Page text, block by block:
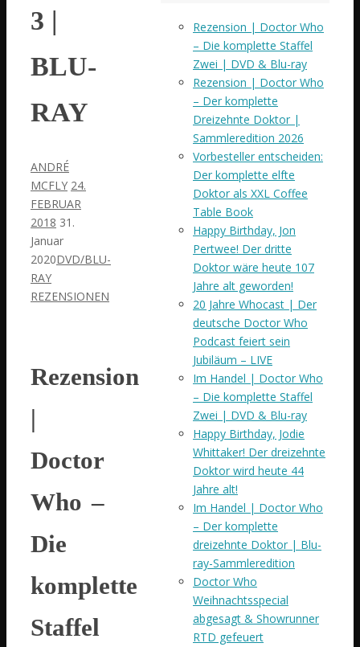
3 |
BLU-
RAY
ANDRÉ
MCFLY 24.
FEBRUAR
2018 31.
Januar
2020DVD/BLU-
RAY
REZENSIONEN
Rezension
Doctor
Who –
Die
komplette
Staffel
Rezension | Doctor Who
– Die komplette Staffel
Zwei | DVD & Blu-ray
Rezension | Doctor Who
– Der komplette
Dreizehnte Doktor |
Sammleredition 2026
Vorbesteller entscheiden:
Der komplette elfte
Doktor als XXL Coffee
Table Book
Happy Birthday, Jon
Pertwee! Der dritte
Doktor wäre heute 107
Jahre alt geworden!
20 Jahre Whocast | Der
deutsche Doctor Who
Podcast feiert sein
Jubiläum – LIVE
Im Handel | Doctor Who
– Die komplette Staffel
Zwei | DVD & Blu-ray
Happy Birthday, Jodie
Whittaker! Der dreizehnte
Doktor wird heute 44
Jahre alt!
Im Handel | Doctor Who
– Der komplette
dreizehnte Doktor | Blu-
ray-Sammleredition
Doctor Who
Weihnachtsspecial
abgesagt & Showrunner
RTD gefeuert